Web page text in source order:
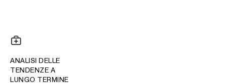
ANALISI DELLE
TENDENZE A
LUNGO TERMINE